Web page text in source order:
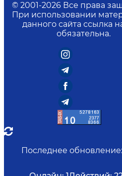
© 2001-2026 Все права
При использовании
данного сайта ссылка
обязательна.
Последнее обновление: